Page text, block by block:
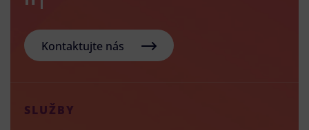
Kontaktujte nás
SLUŽBY